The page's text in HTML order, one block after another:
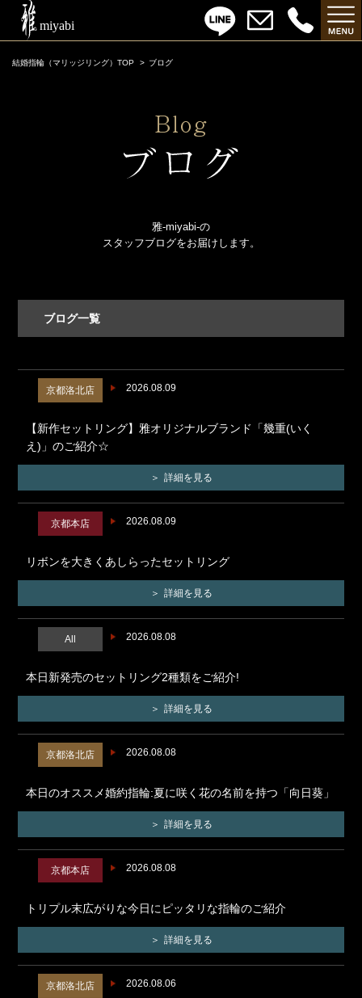
結婚指輪（マリッジリング）TOP ブログ
雅-miyabi-の
スタッフブログをお届けします。
ブログ一覧
2026.08.09
京都洛北店
【新作セットリング】雅オリジナルブランド「幾重(いく
え)」のご紹介☆
詳細を見る
2026.08.09
京都本店
リボンを大きくあしらったセットリング
詳細を見る
2026.08.08
All
本日新発売のセットリング2種類をご紹介!
詳細を見る
2026.08.08
京都洛北店
本日のオススメ婚約指輪:夏に咲く花の名前を持つ「向日葵」
詳細を見る
2026.08.08
京都本店
トリプル末広がりな今日にピッタリな指輪のご紹介
詳細を見る
2026.08.06
京都洛北店